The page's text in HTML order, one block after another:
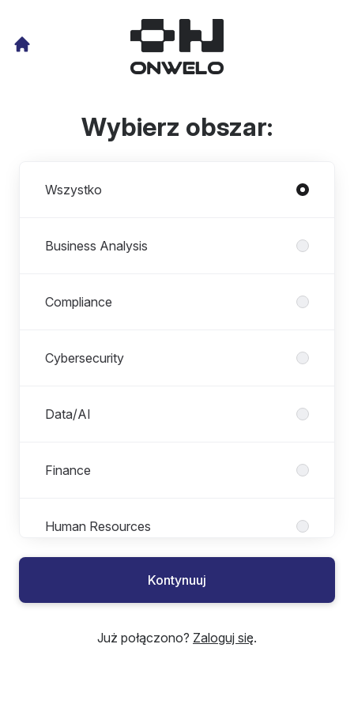
Wybierz obszar:
Wszystko
Business Analysis
Compliance
Cybersecurity
Data/AI
Finance
Human Resources
Kontynuuj
Już połączono? Zaloguj się.